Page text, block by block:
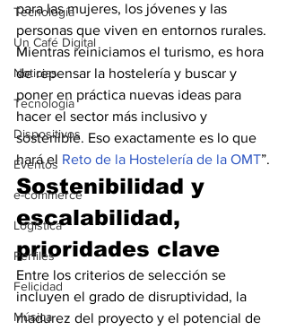
Tecnología
Un Café Digital
Noticias
Tecnología
Dispositivos
Eventos
e-commerce
Logística
Perfiles
Felicidad
Música
para las mujeres, los jóvenes y las
personas que viven en entornos rurales.
Mientras reiniciamos el turismo, es hora
de repensar la hostelería y buscar y
poner en práctica nuevas ideas para
hacer el sector más inclusivo y
sostenible. Eso exactamente es lo que
hará el Reto de la Hostelería de la OMT”.
Sostenibilidad y
escalabilidad,
prioridades clave
Entre los criterios de selección se
incluyen el grado de disruptividad, la
madurez del proyecto y el potencial de